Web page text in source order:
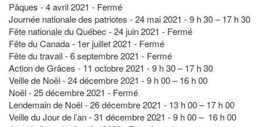
Pâques - 4 avril 2021 - Fermé
Journée nationale des patriotes - 24 mai 2021 - 9 h 30 – 17 h 30
Fête nationale du Québec - 24 juin 2021 - Fermé
Fête du Canada - 1er juillet 2021 - Fermé
Fête du travail - 6 septembre 2021 - Fermé
Action de Grâces - 11 octobre 2021 - 9 h 30 – 17 h 30
Veille de Noël - 24 décembre 2021 - 9 h 00 – 16 h 00
Noël - 25 décembre 2021 - Fermé
Lendemain de Noël - 26 décembre 2021 - 13 h 00 – 17 h 00
Veille du Jour de l’an - 31 décembre 2021 - 9 h 00 – 16 h 00